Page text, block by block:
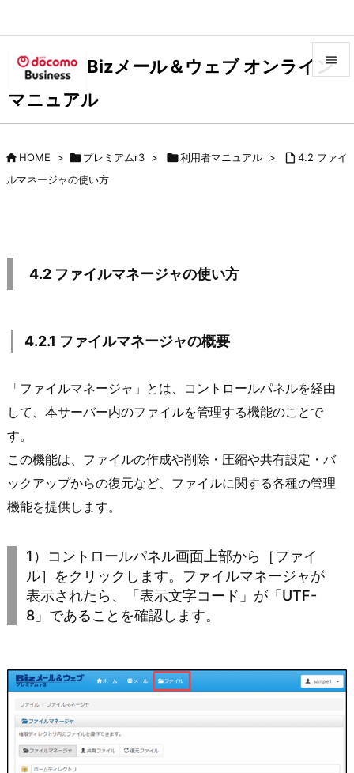
Bizメール＆ウェブ オンライン
マニュアル

HOME > プレミアムr3 > 利用者マニュアル >  4.2 ファイ
ルマネージャの使い方
4.2 ファイルマネージャの使い方
4.2.1 ファイルマネージャの概要
「ファイルマネージャ」とは、コントロールパネルを経由
して、本サーバー内のファイルを管理する機能のことで
す。
この機能は、ファイルの作成や削除・圧縮や共有設定・バ
ックアップからの復元など、ファイルに関する各種の管理
機能を提供します。
1）コントロールパネル画面上部から［ファイ
ル］をクリックします。ファイルマネージャが
表示されたら、「表示文字コード」が「UTF-
8」であることを確認します。